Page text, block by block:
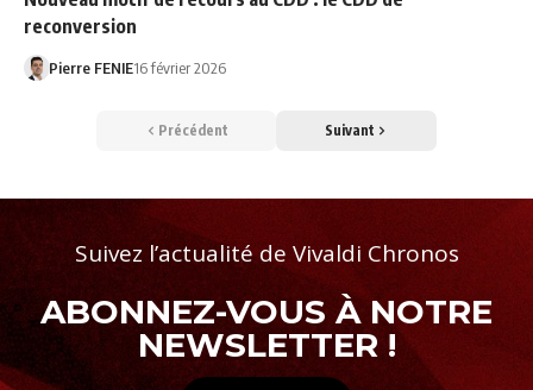
reconversion
Pierre FENIE16 février 2026
Précédent Suivant
Suivez l’actualité de Vivaldi Chronos
ABONNEZ-VOUS À NOTRE
NEWSLETTER !